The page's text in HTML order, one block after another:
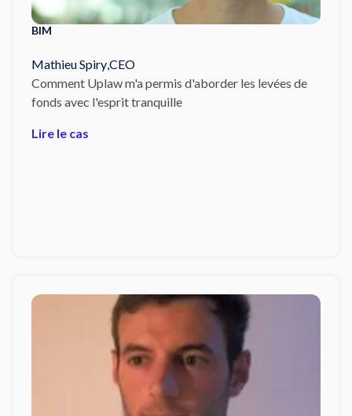
BIM
Mathieu Spiry,CEO
Comment Uplaw m'a permis d'aborder les levées de
fonds avec l'esprit tranquille
Lire le cas